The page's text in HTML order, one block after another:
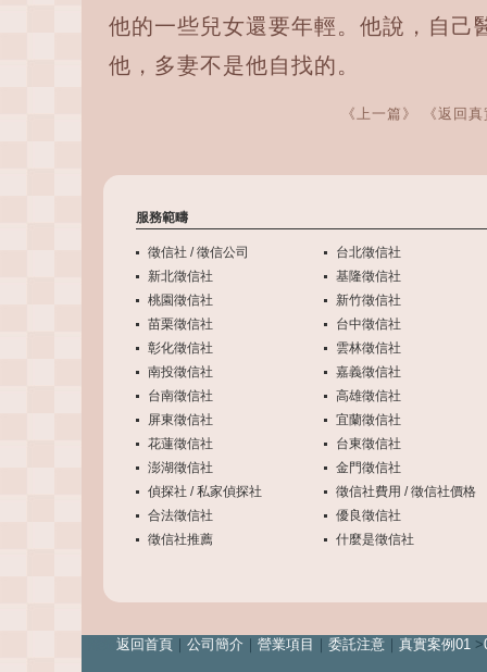
他的一些兒女還要年輕。他說，自己
他，多妻不是他自找的。
《上一篇》 《返回
服務範疇
徵信社 / 徵信公司
台北徵信社
新北徵信社
基隆徵信社
桃園徵信社
新竹徵信社
苗栗徵信社
台中徵信社
彰化徵信社
雲林徵信社
南投徵信社
嘉義徵信社
台南徵信社
高雄徵信社
屏東徵信社
宜蘭徵信社
花蓮徵信社
台東徵信社
澎湖徵信社
金門徵信社
偵探社 / 私家偵探社
徵信社費用 / 徵信社價格
合法徵信社
優良徵信社
徵信社推薦
什麼是徵信社
返回首頁｜ 公司簡介 營業項目 委託注意｜ 真實案例01>